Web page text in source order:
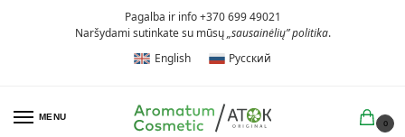
Pagalba ir info +370 699 49021
Naršydami sutinkate su mūsų„sausainėlių” politika.
English
Русский
MENU
0